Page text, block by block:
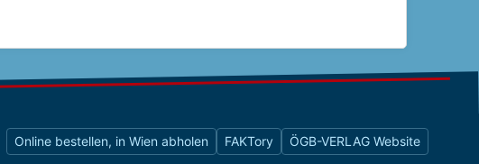
Online bestellen, in Wien abholen FAKTory ÖGB-VERLAG Website